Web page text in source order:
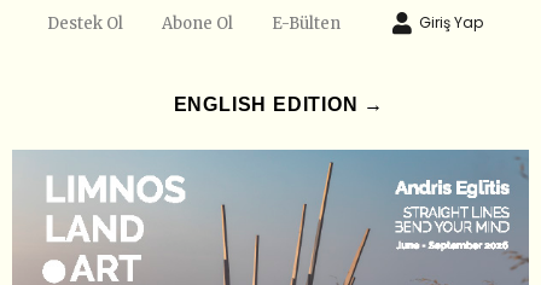
Destek Ol Abone Ol E-Bülten Giriş Yap
ENGLISH EDITION →